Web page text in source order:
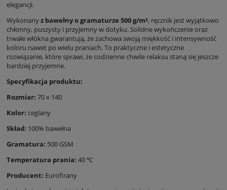
elegancji.
Wykonanyz bawełny o gramaturze 500 g/m², ręcznik jest wyjątkowo
chłonny, puszysty i przyjemny w dotyku. Solidne wykończenie oraz
trwałe włókna gwarantują, że zachowa swoją miękkość i intensywność
koloru nawet po wielu praniach. To praktyczne i estetyczne
rozwiązanie, które sprawi, że codzienne chwile relaksu staną się jeszcze
bardziej przyjemne.
Specyfikacja produktu:
Rozmiar: 70 x 140
Kolor: ceglany
Skład: 100% bawełna
Gramatura: 500 GSM
Temperatura prania: 40 ℃
Producent: Eurofirany